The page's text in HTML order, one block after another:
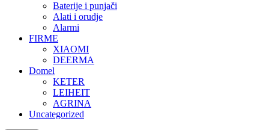
Baterije i punjači
Alati i orudje
Alarmi
FIRME
XIAOMI
DEERMA
Domel
KETER
LEIHEIT
AGRINA
Uncategorized